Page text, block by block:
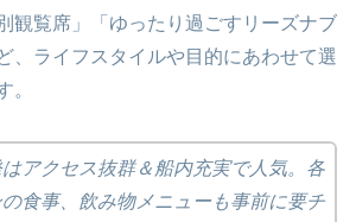
観覧席」「ゆったり過ごすリーズナブ
、ライフスタイルや目的にあわせて選
。
アクセス抜群＆船内充実で人気。各
の食事、飲み物メニューも事前に要チ